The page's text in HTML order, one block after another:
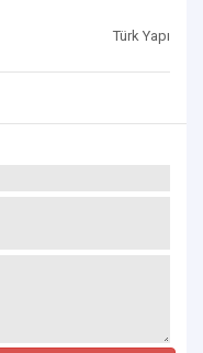
Türk Yapı